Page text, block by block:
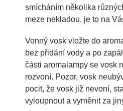
smícháním několika
meze nekladou, je to na
Vonný vosk vložte do
bez přidání vody a po
části aromalampy se vosk
rozvoní. Pozor, vosk
pocit, že vosk již nevoní,
vyloupnout a vyměnit za